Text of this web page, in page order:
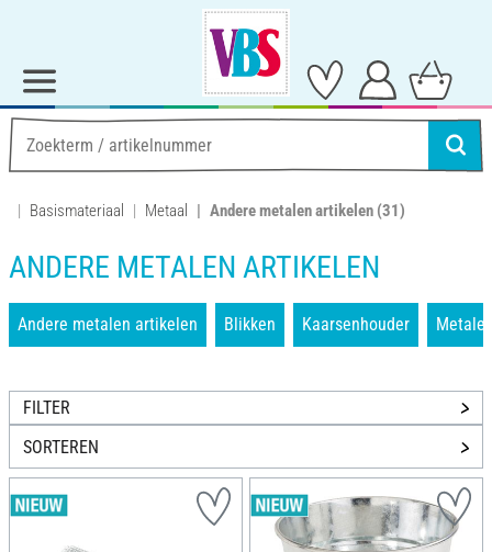
Basismateriaal Metaal Andere metalen artikelen (31)
ANDERE METALEN ARTIKELEN
Andere metalen artikelen Blikken Kaarsenhouder
FILTER
SORTEREN